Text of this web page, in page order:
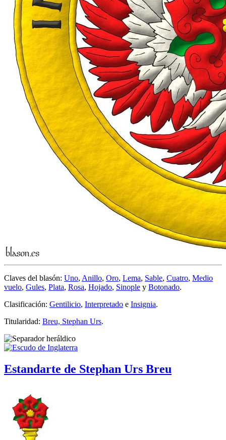
Claves del blasón: Uno, Anillo, Oro, Lema, Sable, Cuatro, Medio
vuelo, Gules, Plata, Rosa, Hojado, Sinople y Botonado.
Clasificación: Gentilicio, Interpretado e Insignia.
Titularidad: Breu, Stephan Urs.
Estandarte de Stephan Urs Breu